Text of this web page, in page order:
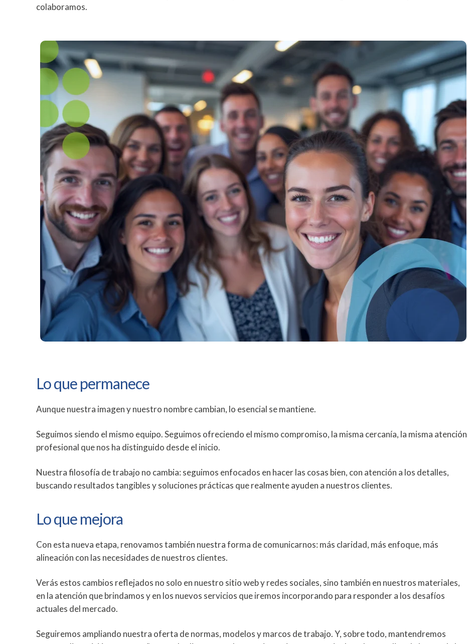
colaboramos.
Lo que permanece
Aunque nuestra imagen y nuestro nombre cambian, lo esencial se mantiene.
Seguimos siendo el mismo equipo. Seguimos ofreciendo el mismo compromiso, la misma cercanía, la misma atención
profesional que nos ha distinguido desde el inicio.
Nuestra filosofía de trabajo no cambia: seguimos enfocados en hacer las cosas bien, con atención a los detalles,
buscando resultados tangibles y soluciones prácticas que realmente ayuden a nuestros clientes.
Lo que mejora
Con esta nueva etapa, renovamos también nuestra forma de comunicarnos: más claridad, más enfoque, más
alineación con las necesidades de nuestros clientes.
Verás estos cambios reflejados no solo en nuestro sitio web y redes sociales, sino también en nuestros materiales,
en la atención que brindamos y en los nuevos servicios que iremos incorporando para responder a los desafíos
actuales del mercado.
Seguiremos ampliando nuestra oferta de normas, modelos y marcos de trabajo. Y, sobre todo, mantendremos